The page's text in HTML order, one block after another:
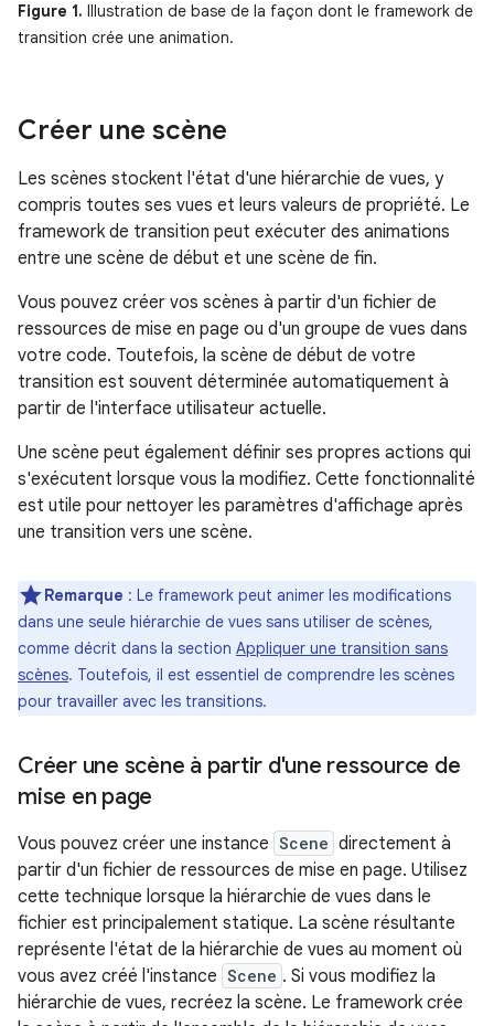
Figure 1. Illustration de base de la façon dont le framework de
transition crée une animation.
Créer une scène
Les scènes stockent l'état d'une hiérarchie de vues, y
compris toutes ses vues et leurs valeurs de propriété. Le
framework de transition peut exécuter des animations
entre une scène de début et une scène de fin.
Vous pouvez créer vos scènes à partir d'un fichier de
ressources de mise en page ou d'un groupe de vues dans
votre code. Toutefois, la scène de début de votre
transition est souvent déterminée automatiquement à
partir de l'interface utilisateur actuelle.
Une scène peut également définir ses propres actions qui
s'exécutent lorsque vous la modifiez. Cette fonctionnalité
est utile pour nettoyer les paramètres d'affichage après
une transition vers une scène.
Remarque : Le framework peut animer les modifications
dans une seule hiérarchie de vues sans utiliser de scènes,
comme décrit dans la section Appliquer une transition sans
scènes. Toutefois, il est essentiel de comprendre les scènes
pour travailler avec les transitions.
Créer une scène à partir d'une ressource de
mise en page
Vous pouvez créer une instance Scene directement à
partir d'un fichier de ressources de mise en page. Utilisez
cette technique lorsque la hiérarchie de vues dans le
fichier est principalement statique. La scène résultante
représente l'état de la hiérarchie de vues au moment où
vous avez créé l'instance Scene . Si vous modifiez la
hiérarchie de vues, recréez la scène. Le framework crée